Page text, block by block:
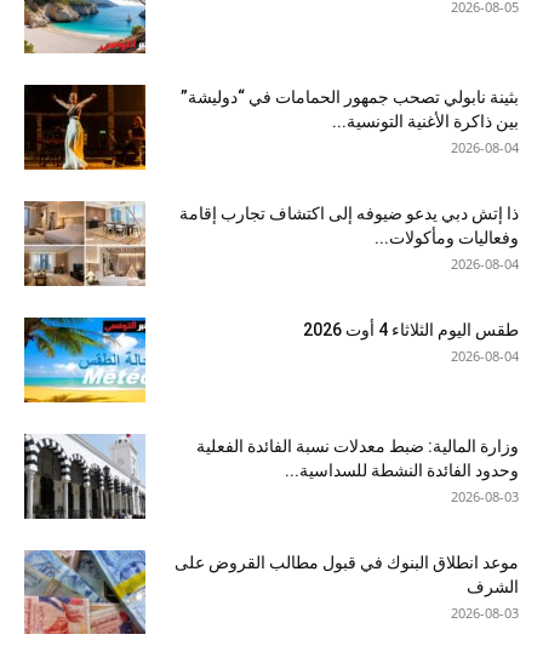
2026-08-05
بثينة نابولي تصحب جمهور الحمامات في “دوليشة”
بين ذاكرة الأغنية التونسية...
2026-08-04
ذا إتش دبي يدعو ضيوفه إلى اكتشاف تجارب إقامة
وفعاليات ومأكولات...
2026-08-04
طقس اليوم الثلاثاء 4 أوت 2026
2026-08-04
وزارة المالية: ضبط معدلات نسبة الفائدة الفعلية
وحدود الفائدة النشطة للسداسية...
2026-08-03
موعد انطلاق البنوك في قبول مطالب القروض على
الشرف
2026-08-03